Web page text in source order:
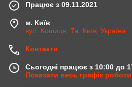
Працює з 09.11.2021
м. Київ
вул. Кошиця, 7а, Київ, Україна
Контакти
Сьогодні працює з 10:00 до
Показати весь графік роботи